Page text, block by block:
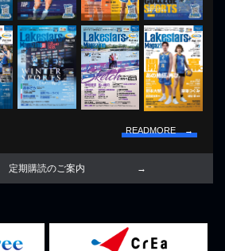
READMORE →
定期購読のご案内